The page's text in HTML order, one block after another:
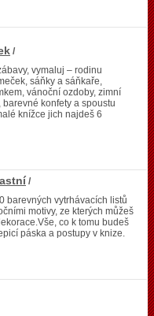
/
vymaluj – rodinu
sáňky a sáňkaře,
vánoční ozdoby, zimní
konfety a spoustu
knížce jich najdeš 6
/
barevných vytrhávacích listů
motivy, ze kterých můžeš
co k tomu budeš
páska a postupy v knize.